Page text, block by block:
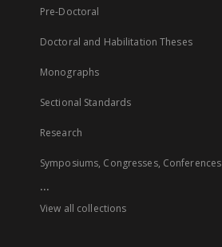
Pre-Doctoral
Doctoral and Habilitation Theses
Monographs
Sectional Standards
Research
Symposiums, Congresses, Conferences
...
View all collections